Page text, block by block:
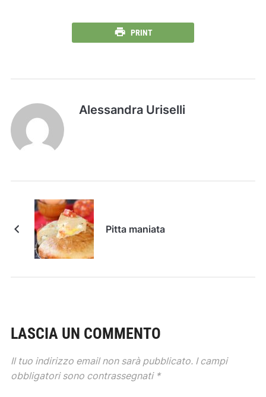
PRINT
Alessandra Uriselli
Pitta maniata
LASCIA UN COMMENTO
Il tuo indirizzo email non sarà pubblicato. I campi
obbligatori sono contrassegnati *